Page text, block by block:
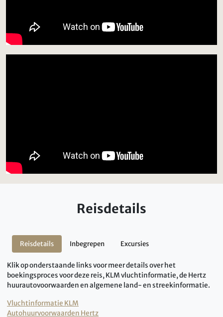
Reisdetails
Reisdetails Inbegrepen Excursies
Klik op onderstaande links voor meer details over het
boekingsproces voor deze reis, KLM vluchtinformatie, de Hertz
huurautovoorwaarden en algemene land- en streekinformatie.
Vluchtinformatie KLM
Autohuurvoorwaarden Hertz